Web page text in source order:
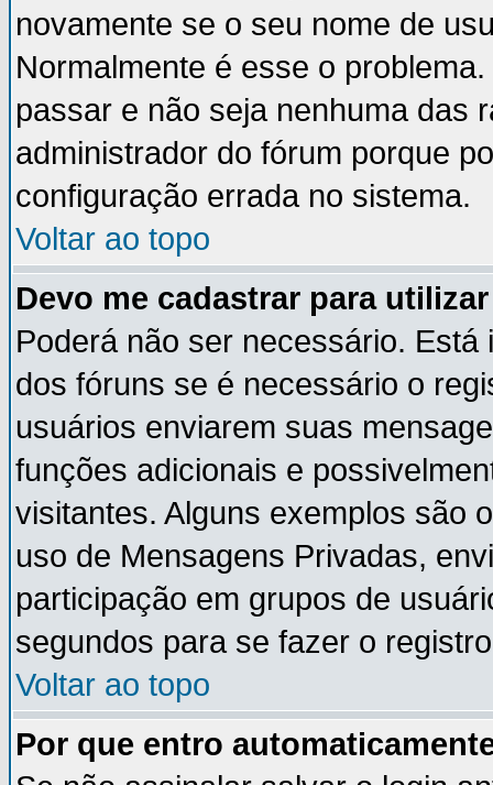
novamente se o seu nome de
Normalmente é esse o
passar e não seja nenhuma das
administrador do fórum porque
configuração errada no sistema.
Voltar ao topo
Devo me cadastrar para
Poderá não ser necessário.
dos fóruns se é necessário o
usuários enviarem suas
funções adicionais e
visitantes. Alguns exemplos são
uso de Mensagens Privadas,
participação em grupos de
segundos para se fazer o
Voltar ao topo
Por que entro